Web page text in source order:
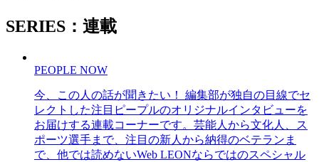
SERIES：連載
PEOPLE NOW
今、この人の話が聞きたい！ 編集部が独自の目線でセ
レクトした注目ピープルのオリジナルインタビューを
お届けする連載コーナーです。芸能人から文化人、ス
ポーツ選手まで、注目の新人から納得のベテランま
で、他では読めないWeb LEONならではのスペシャル